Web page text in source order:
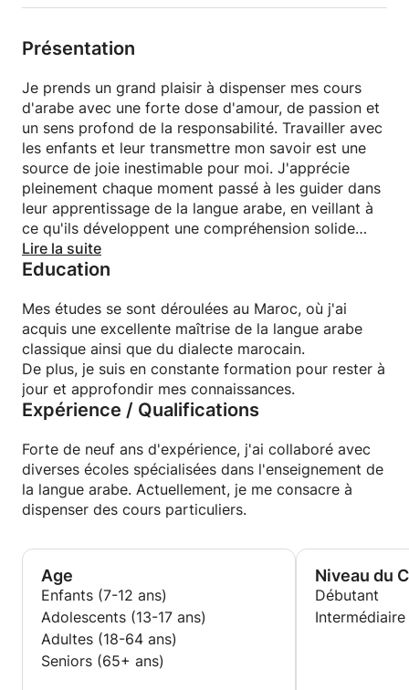
Présentation
Je prends un grand plaisir à dispenser mes cours
d'arabe avec une forte dose d'amour, de passion et
un sens profond de la responsabilité. Travailler avec
les enfants et leur transmettre mon savoir est une
source de joie inestimable pour moi. J'apprécie
pleinement chaque moment passé à les guider dans
leur apprentissage de la langue arabe, en veillant à
ce qu'ils développent une compréhension solide
tout en nourrissant leur enthousiasme pour cette
belle langue.
Lire la suite
Education
Mes études se sont déroulées au Maroc, où j'ai
acquis une excellente maîtrise de la langue arabe
classique ainsi que du dialecte marocain.
De plus, je suis en constante formation pour rester à
jour et approfondir mes connaissances.
Expérience / Qualifications
Forte de neuf ans d'expérience, j'ai collaboré avec
diverses écoles spécialisées dans l'enseignement de
la langue arabe. Actuellement, je me consacre à
dispenser des cours particuliers.
Age
Enfants (7-12 ans)
Adolescents (13-17 ans)
Adultes (18-64 ans)
Seniors (65+ ans)
Niveau du
Débutant
Intermédiaire